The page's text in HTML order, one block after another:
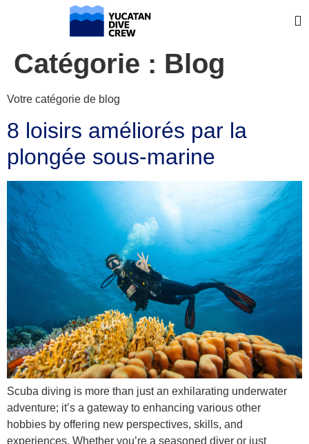
Catégorie : Blog
Votre catégorie de blog
8 loisirs améliorés par la
plongée sous-marine
Scuba diving is more than just an exhilarating underwater
adventure; it’s a gateway to enhancing various other
hobbies by offering new perspectives, skills, and
experiences. Whether you’re a seasoned diver or just